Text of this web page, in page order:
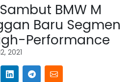
BMW M
Baru Segmen
Performance
2021